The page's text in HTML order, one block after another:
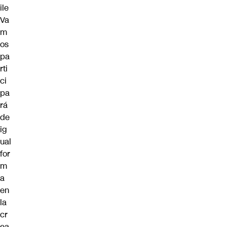
ile
Va
m
os
pa
rti
ci
pa
rá
de
ig
ual
for
m
a
en
la
cr